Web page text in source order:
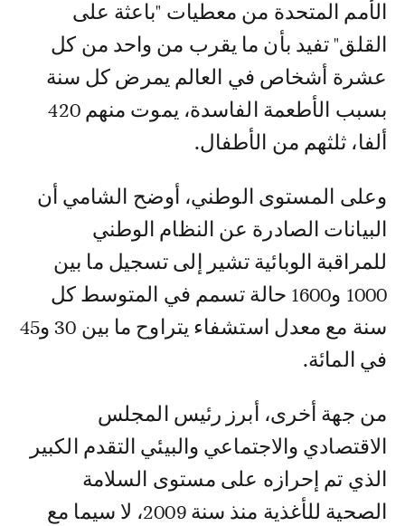
الأمم المتحدة من معطيات "باعثة على
القلق" تفيد بأن ما يقرب من واحد من كل
عشرة أشخاص في العالم يمرض كل سنة
بسبب الأطعمة الفاسدة، يموت منهم 420
ألفا، ثلثهم من الأطفال.
وعلى المستوى الوطني، أوضح الشامي أن
البيانات الصادرة عن النظام الوطني
للمراقبة الوبائية تشير إلى تسجيل ما بين
1000 و1600 حالة تسمم في المتوسط كل
سنة مع معدل استشفاء يتراوح ما بين 30 و45
في المائة.
من جهة أخرى، أبرز رئيس المجلس
الاقتصادي والاجتماعي والبيئي التقدم الكبير
الذي تم إحرازه على مستوى السلامة
الصحية للأغذية منذ سنة 2009، لا سيما مع